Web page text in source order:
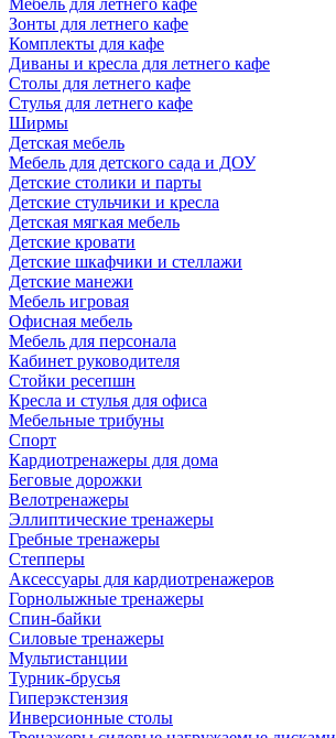
Мебель для летнего кафе
Зонты для летнего кафе
Комплекты для кафе
Диваны и кресла для летнего кафе
Столы для летнего кафе
Стулья для летнего кафе
Ширмы
Детская мебель
Мебель для детского сада и ДОУ
Детские столики и парты
Детские стульчики и кресла
Детская мягкая мебель
Детские кровати
Детские шкафчики и стеллажи
Детские манежи
Мебель игровая
Офисная мебель
Мебель для персонала
Кабинет руководителя
Стойки ресепшн
Кресла и стулья для офиса
Мебельные трибуны
Спорт
Кардиотренажеры для дома
Беговые дорожки
Велотренажеры
Эллиптические тренажеры
Гребные тренажеры
Степперы
Аксессуары для кардиотренажеров
Горнолыжные тренажеры
Спин-байки
Силовые тренажеры
Мультистанции
Турник-брусья
Гиперэкстензия
Инверсионные столы